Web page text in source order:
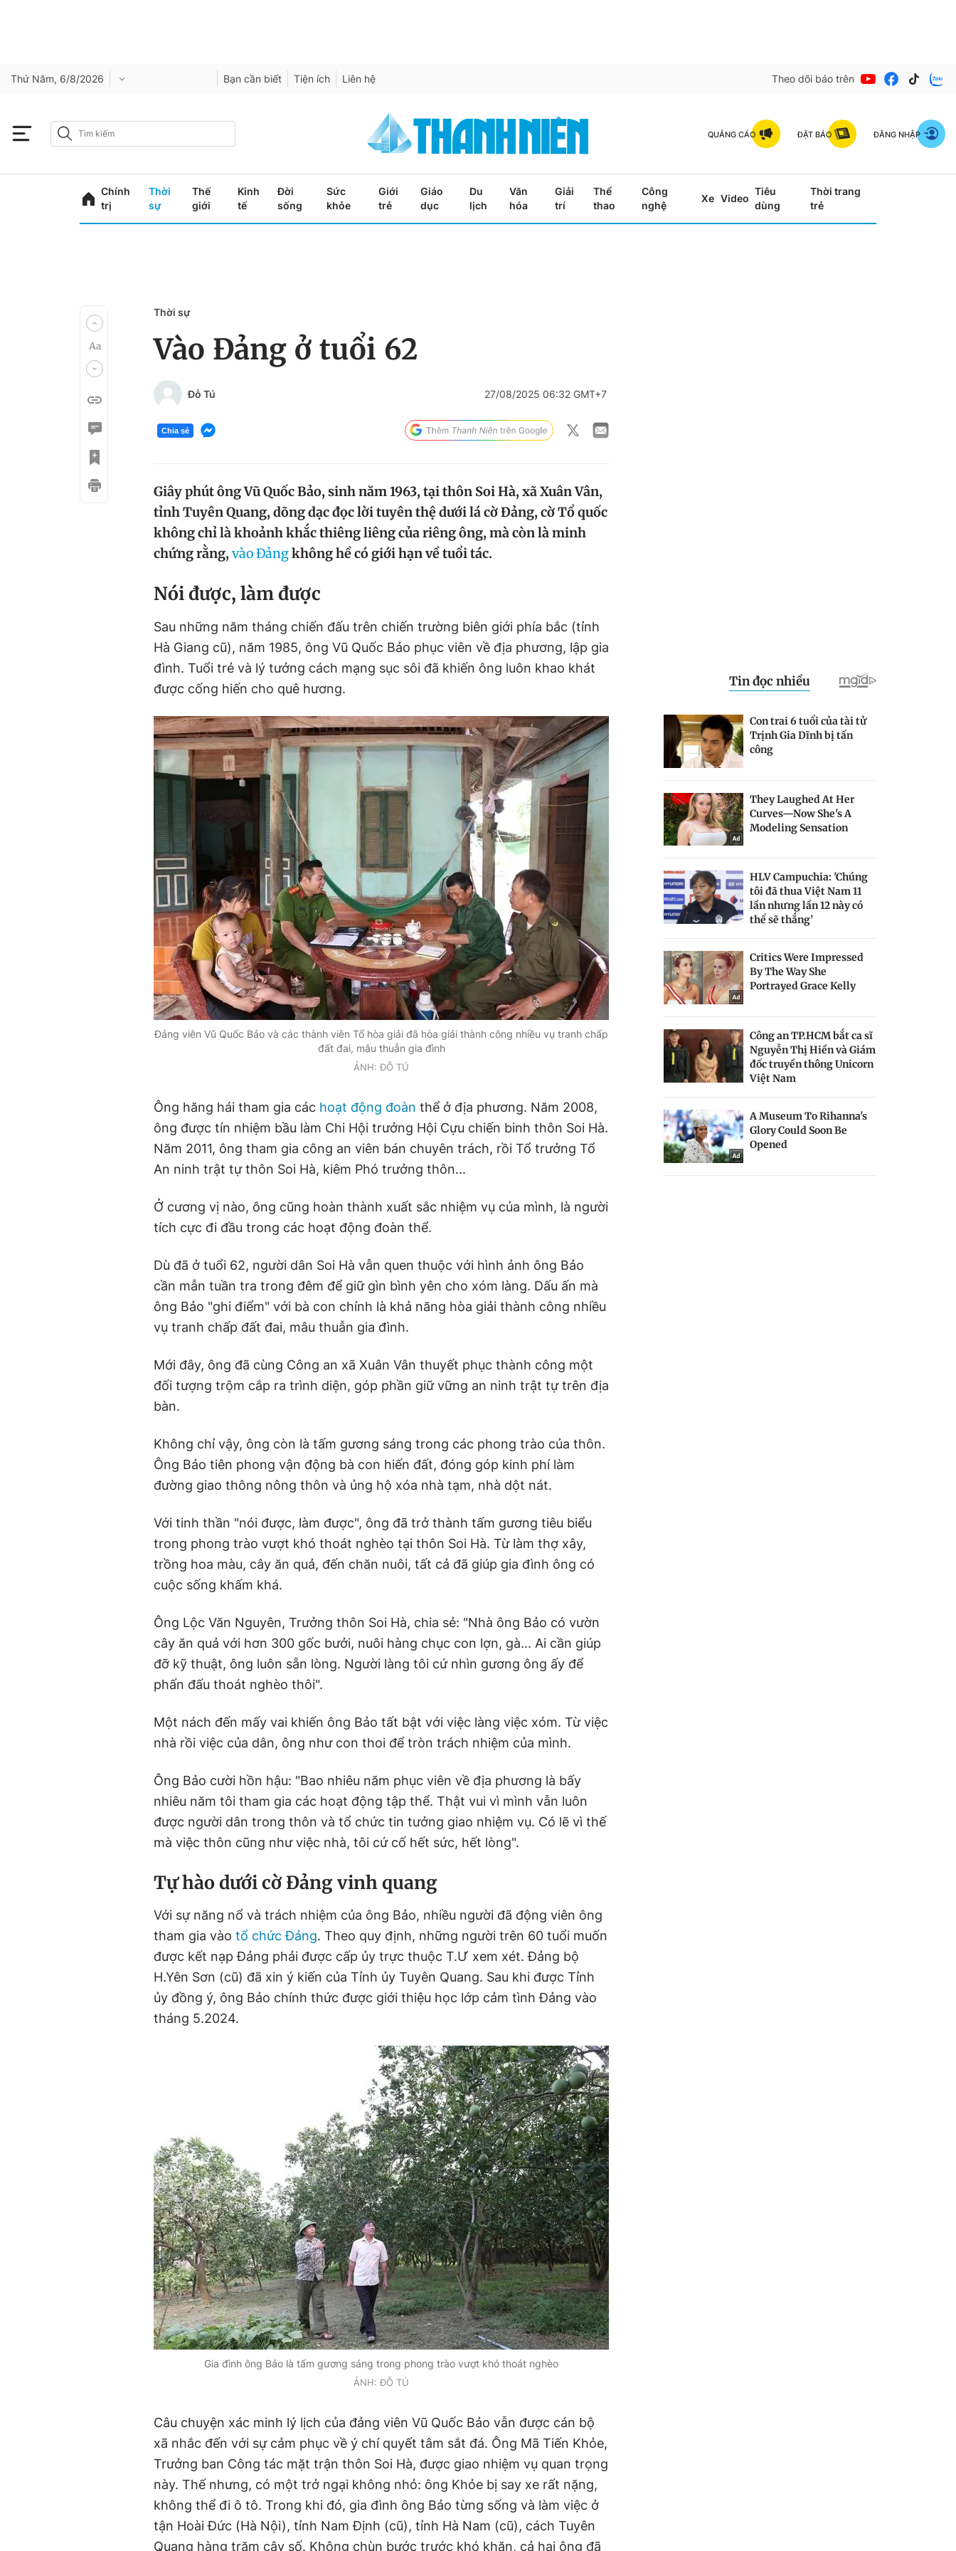
Thứ Năm, 6/8/2026 Bạn cần biết Tiện ích Liên hệ Theo dõi báo trên
QUẢNG CÁO ĐẶT BÁO ĐĂNG NHẬP
Chính
trị
Thời
sự
Thế
giới
Kinh
tế
Đời
sống
Sức
khỏe
Giới
trẻ
Giáo
dục
Du
lịch
Văn
hóa
Giải
trí
Thể
thao
Công
nghệ
Xe Video
Tiêu
dùng
Thời trang
trẻ
Thời sự
Vào Đảng ở tuổi 62
Đỗ Tú 27/08/2025 06:32 GMT+7
Chia sẻ
Giây phút ông Vũ Quốc Bảo, sinh năm 1963, tại thôn Soi Hà, xã Xuân Vân,
tỉnh Tuyên Quang, dõng dạc đọc lời tuyên thệ dưới lá cờ Đảng, cờ Tổ quốc
không chỉ là khoảnh khắc thiêng liêng của riêng ông, mà còn là minh
chứng rằng, vào Đảngkhông hề có giới hạn về tuổi tác.
Nói được, làm được
Sau những năm tháng chiến đấu trên chiến trường biên giới phía bắc (tỉnh
Hà Giang cũ), năm 1985, ông Vũ Quốc Bảo phục viên về địa phương, lập gia
đình. Tuổi trẻ và lý tưởng cách mạng sục sôi đã khiến ông luôn khao khát
được cống hiến cho quê hương.
Đảng viên Vũ Quốc Bảo và các thành viên Tổ hòa giải đã hòa giải thành công nhiều vụ tranh chấp
đất đai, mâu thuẫn gia đình
ẢNH: ĐỖ TÚ
Ông hăng hái tham gia các hoạt động đoàn thể ở địa phương. Năm 2008,
ông được tín nhiệm bầu làm Chi Hội trưởng Hội Cựu chiến binh thôn Soi Hà.
Năm 2011, ông tham gia công an viên bán chuyên trách, rồi Tổ trưởng Tổ
An ninh trật tự thôn Soi Hà, kiêm Phó trưởng thôn...
Ở cương vị nào, ông cũng hoàn thành xuất sắc nhiệm vụ của mình, là người
tích cực đi đầu trong các hoạt động đoàn thể.
Dù đã ở tuổi 62, người dân Soi Hà vẫn quen thuộc với hình ảnh ông Bảo
cần mẫn tuần tra trong đêm để giữ gìn bình yên cho xóm làng. Dấu ấn mà
ông Bảo "ghi điểm" với bà con chính là khả năng hòa giải thành công nhiều
vụ tranh chấp đất đai, mâu thuẫn gia đình.
Mới đây, ông đã cùng Công an xã Xuân Vân thuyết phục thành công một
đối tượng trộm cắp ra trình diện, góp phần giữ vững an ninh trật tự trên địa
bàn.
Không chỉ vậy, ông còn là tấm gương sáng trong các phong trào của thôn.
Ông Bảo tiên phong vận động bà con hiến đất, đóng góp kinh phí làm
đường giao thông nông thôn và ủng hộ xóa nhà tạm, nhà dột nát.
Với tinh thần "nói được, làm được", ông đã trở thành tấm gương tiêu biểu
trong phong trào vượt khó thoát nghèo tại thôn Soi Hà. Từ làm thợ xây,
trồng hoa màu, cây ăn quả, đến chăn nuôi, tất cả đã giúp gia đình ông có
cuộc sống khấm khá.
Ông Lộc Văn Nguyên, Trưởng thôn Soi Hà, chia sẻ: "Nhà ông Bảo có vườn
cây ăn quả với hơn 300 gốc bưởi, nuôi hàng chục con lợn, gà... Ai cần giúp
đỡ kỹ thuật, ông luôn sẵn lòng. Người làng tôi cứ nhìn gương ông ấy để
phấn đấu thoát nghèo thôi".
Một nách đến mấy vai khiến ông Bảo tất bật với việc làng việc xóm. Từ việc
nhà rồi việc của dân, ông như con thoi để tròn trách nhiệm của mình.
Ông Bảo cười hồn hậu: "Bao nhiêu năm phục viên về địa phương là bấy
nhiêu năm tôi tham gia các hoạt động tập thể. Thật vui vì mình vẫn luôn
được người dân trong thôn và tổ chức tin tưởng giao nhiệm vụ. Có lẽ vì thế
mà việc thôn cũng như việc nhà, tôi cứ cố hết sức, hết lòng".
Tự hào dưới cờ Đảng vinh quang
Với sự năng nổ và trách nhiệm của ông Bảo, nhiều người đã động viên ông
tham gia vào tổ chức Đảng. Theo quy định, những người trên 60 tuổi muốn
được kết nạp Đảng phải được cấp ủy trực thuộc T.Ư xem xét. Đảng bộ
H.Yên Sơn (cũ) đã xin ý kiến của Tỉnh ủy Tuyên Quang. Sau khi được Tỉnh
ủy đồng ý, ông Bảo chính thức được giới thiệu học lớp cảm tình Đảng vào
tháng 5.2024.
Gia đình ông Bảo là tấm gương sáng trong phong trào vượt khó thoát nghèo
ẢNH: ĐỖ TÚ
Câu chuyện xác minh lý lịch của đảng viên Vũ Quốc Bảo vẫn được cán bộ
xã nhắc đến với sự cảm phục về ý chí quyết tâm sắt đá. Ông Mã Tiến Khỏe,
Trưởng ban Công tác mặt trận thôn Soi Hà, được giao nhiệm vụ quan trọng
này. Thế nhưng, có một trở ngại không nhỏ: ông Khỏe bị say xe rất nặng,
không thể đi ô tô. Trong khi đó, gia đình ông Bảo từng sống và làm việc ở
tận Hoài Đức (Hà Nội), tỉnh Nam Định (cũ), tỉnh Hà Nam (cũ), cách Tuyên
Quang hàng trăm cây số. Không chùn bước trước khó khăn, cả hai ông đã